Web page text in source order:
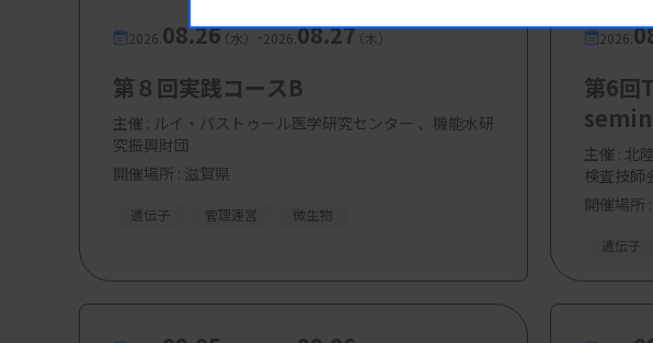
・定 員：
200 名
2026. 08.26（水） -2026. 08.27（木）
第８回実践コースB
主催 : ルイ・パストゥール医学研究センター 、機能水研
究振興財団
開催場所 : 滋賀県
遺伝子 管理運営 微生物
2026.
第6回
主催 : 北
検査技師
開催場所
遺伝子